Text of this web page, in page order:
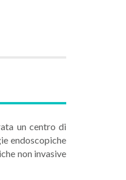
un centro di
endoscopiche
non invasive